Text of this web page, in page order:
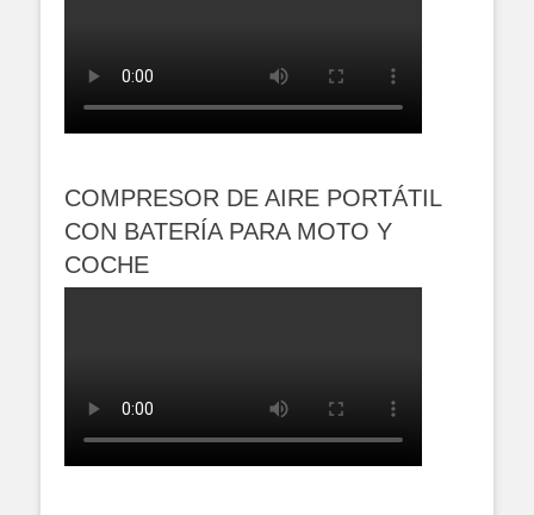
COMPRESOR DE AIRE PORTÁTIL
CON BATERÍA PARA MOTO Y
COCHE